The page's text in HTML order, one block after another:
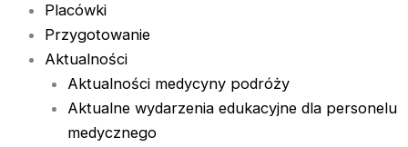
Placówki
Przygotowanie
Aktualności
Aktualności medycyny podróży
Aktualne wydarzenia edukacyjne dla personelu
medycznego